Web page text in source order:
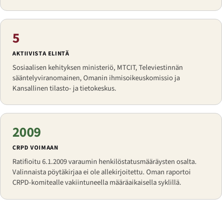
5
AKTIIVISTA ELINTÄ
Sosiaalisen kehityksen ministeriö, MTCIT, Televiestinnän
sääntelyviranomainen, Omanin ihmisoikeuskomissio ja
Kansallinen tilasto- ja tietokeskus.
2009
CRPD VOIMAAN
Ratifioitu 6.1.2009 varaumin henkilöstatusmääräysten osalta.
Valinnaista pöytäkirjaa ei ole allekirjoitettu. Oman raportoi
CRPD-komitealle vakiintuneella määräaikaisella syklillä.